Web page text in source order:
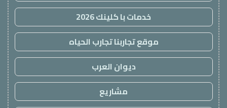
خدمات با كلينك 2026
موقع تجاربنا تجارب الحياه
ديوان العرب
مشاريع